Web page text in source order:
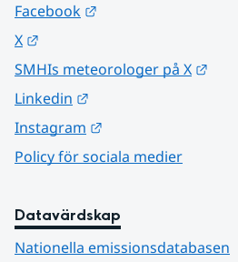
Facebook
X
SMHIs meteorologer på X
Linkedin
Instagram
Policy för sociala medier
Datavärdskap
Nationella emissionsdatabasen